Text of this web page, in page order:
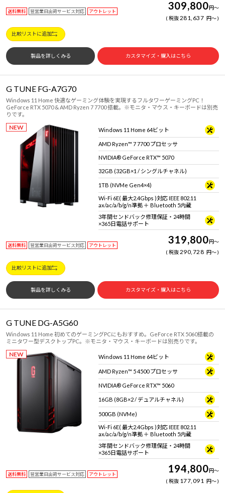
送料無料 翌営業日出荷サービス対応 アウトレット 309,800円～
税抜281,637 円～
比較リストに追加
製品を詳しくみる カスタマイズ・購入はこちら
G TUNE FG-A7G70
Windows 11 Home 快適なゲーミング体験を実現するフルタワーゲーミングPC！
GeForce RTX 5070 & AMD Ryzen 7 7700 搭載。※モニタ・マウス・キーボードは別売
りです。
NEW Windows 11 Home 64ビット
AMD Ryzen™ 7 7700 プロセッサ
NVIDIA® GeForce RTX™ 5070
32GB (32GB×1 / シングルチャネル)
1TB (NVMe Gen4×4)
Wi-Fi 6E( 最大2.4Gbps )対応 IEEE 802.11
ax/ac/a/b/g/n準拠 ＋ Bluetooth 5内蔵
3年間センドバック修理保証・24時間
×365日電話サポート
送料無料 翌営業日出荷サービス対応 アウトレット 319,800円～
税抜290,728 円～
比較リストに追加
製品を詳しくみる カスタマイズ・購入はこちら
G TUNE DG-A5G60
Windows 11 Home 初めてのゲーミングPCにもおすすめ。GeForce RTX 5060搭載の
ミニタワー型デスクトップPC。※モニタ・マウス・キーボードは別売りです。
NEW Windows 11 Home 64ビット
AMD Ryzen™ 5 4500 プロセッサ
NVIDIA® GeForce RTX™ 5060
16GB (8GB×2 / デュアルチャネル)
500GB (NVMe)
Wi-Fi 6E( 最大2.4Gbps )対応 IEEE 802.11
ax/ac/a/b/g/n準拠 ＋ Bluetooth 5内蔵
3年間センドバック修理保証・24時間
×365日電話サポート
送料無料 翌営業日出荷サービス対応 アウトレット 194,800円～
税抜 177,091 円～